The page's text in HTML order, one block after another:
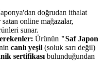
doğrudan ithalat
online mağazalar,
sunar.
Ürünün "Saf Japon
canlı yeşil (soluk sarı değil)
sertifikası bulunduğundan